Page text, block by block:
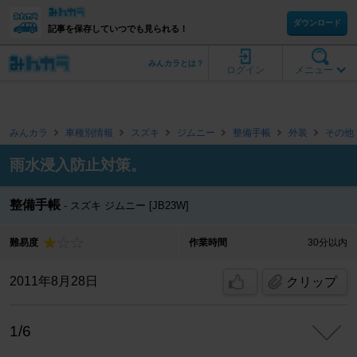
記事を保存していつでも見られる！
ダウンロード
メニュー
ログイン
みんカラとは？
みんカラ 車種別情報 スズキ ジムニー 整備手帳 外装 その他
雨水浸入防止対策。
整備手帳 スズキ ジムニー [JB23W]
難易度 作業時間 30分以内
2011年8月28日 クリップ
1/6